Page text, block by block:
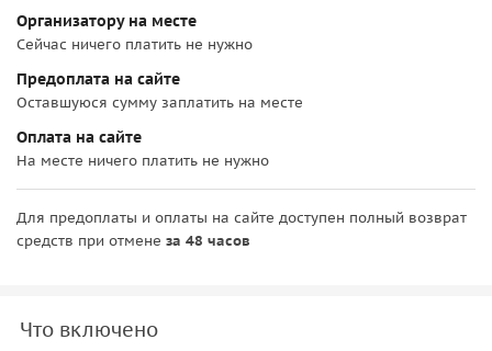
Организатору на месте
Сейчас ничего платить не нужно
Предоплата на сайте
Оставшуюся сумму заплатить на месте
Оплата на сайте
На месте ничего платить не нужно
Для предоплаты и оплаты на сайте доступен полный возврат
средств при отмене за 48 часов
Что включено